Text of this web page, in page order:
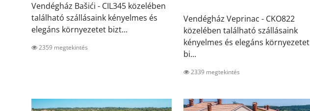
Vendégház Bašići - CIL345 közelében
található szállásaink kényelmes és
elegáns környezetet bizt...
2359 megtekintés
Vendégház Veprinac - CKO822
közelében található szállásaink
kényelmes és elegáns környezetet
bi...
2339 megtekintés